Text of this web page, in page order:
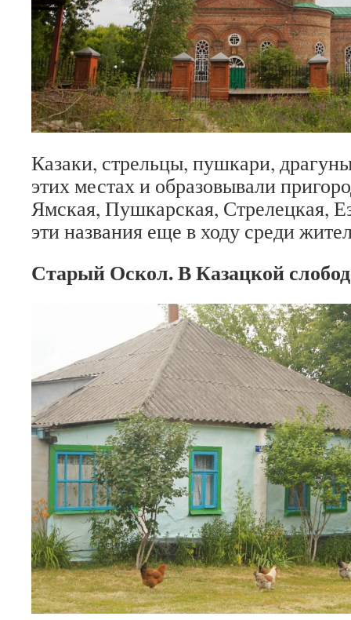
Казаки, стрельцы, пушкари,
этих местах и образовывали
Ямская, Пушкарская, Стрелецкая,
эти названия еще в ходу среди
Старый Оскол. В Казацкой